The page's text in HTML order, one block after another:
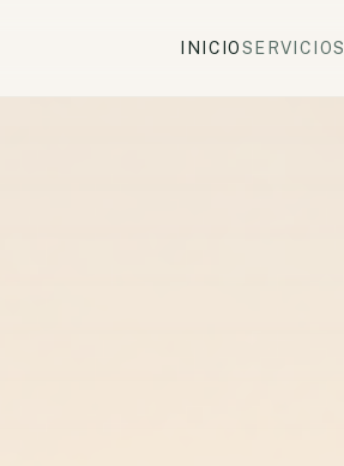
INICIOSERVICIOS